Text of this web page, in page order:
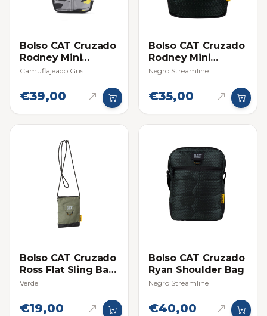
Bolso CAT Cruzado
Rodney Mini
Shoulder Bag
Camuflajeado Gris
€39,00
Bolso CAT Cruzado
Rodney Mini
Shoulder Bag
Negro Streamline
€35,00
Bolso CAT Cruzado
Ross Flat Sling Bag
Pequeño
Verde
€19,00
Bolso CAT Cruzado
Ryan Shoulder Bag
Negro Streamline
€40,00